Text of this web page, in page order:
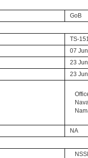
GoB
TS-
07
23
23
NA